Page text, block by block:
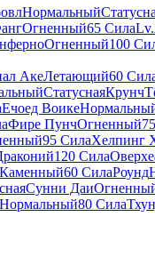
Нормальный
Огненный65 Сила
Огненный100
АкеЛетающий60
СтатуснаяКрунч
Ечоед Воике
Фире ПунчОгненный
95 СилаХелпинг
120 Сила
Каменный60 СилаРоунд
Сунни Даи
Нормальный80 Сила